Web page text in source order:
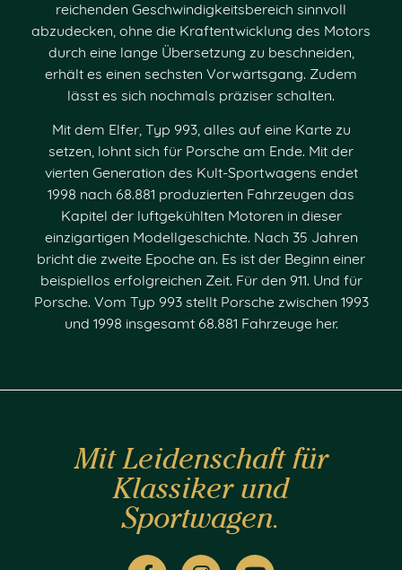
reichenden Geschwindigkeitsbereich sinnvoll
abzudecken, ohne die Kraftentwicklung des Motors
durch eine lange Übersetzung zu beschneiden,
erhält es einen sechsten Vorwärtsgang. Zudem
lässt es sich nochmals präziser schalten.
Mit dem Elfer, Typ 993, alles auf eine Karte zu
setzen, lohnt sich für Porsche am Ende. Mit der
vierten Generation des Kult-Sportwagens endet
1998 nach 68.881 produzierten Fahrzeugen das
Kapitel der luftgekühlten Motoren in dieser
einzigartigen Modellgeschichte. Nach 35 Jahren
bricht die zweite Epoche an. Es ist der Beginn einer
beispiellos erfolgreichen Zeit. Für den 911. Und für
Porsche. Vom Typ 993 stellt Porsche zwischen 1993
und 1998 insgesamt 68.881 Fahrzeuge her.
Mit Leidenschaft für
Klassiker und
Sportwagen.